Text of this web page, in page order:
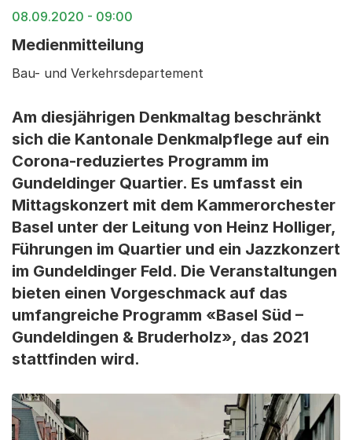
08.09.2020 - 09:00
Medienmitteilung
Bau- und Verkehrsdepartement
Am diesjährigen Denkmaltag beschränkt
sich die Kantonale Denkmalpflege auf ein
Corona-reduziertes Programm im
Gundeldinger Quartier. Es umfasst ein
Mittagskonzert mit dem Kammerorchester
Basel unter der Leitung von Heinz Holliger,
Führungen im Quartier und ein Jazzkonzert
im Gundeldinger Feld. Die Veranstaltungen
bieten einen Vorgeschmack auf das
umfangreiche Programm «Basel Süd –
Gundeldingen & Bruderholz», das 2021
stattfinden wird.